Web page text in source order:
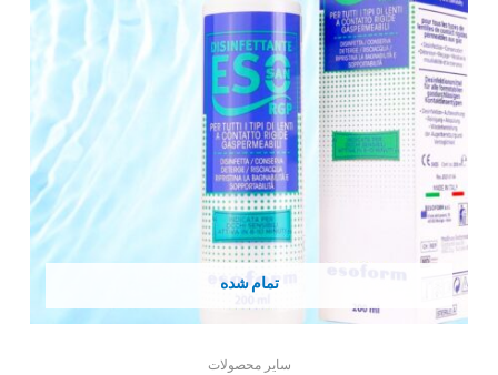
تمام شده
سایر محصولات